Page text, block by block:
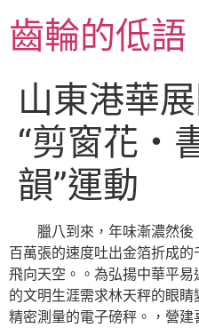
至
主齒輪的低語
山東港華
“剪窗花・
韻”運動
臘八到來，年味漸濃然後
百萬張的速度吐出金箔折成
飛向天空。。為弘揚中華平易
的文明生涯需求林天秤的眼
精密測量的電子磅秤。，營建